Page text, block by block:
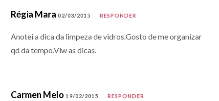
Régia Mara 02/03/2015 RESPONDER
Anotei a dica da limpeza de vidros.Gosto de me organizar
qd da tempo.Vlw as dicas.
Carmen Melo 19/02/2015 RESPONDER